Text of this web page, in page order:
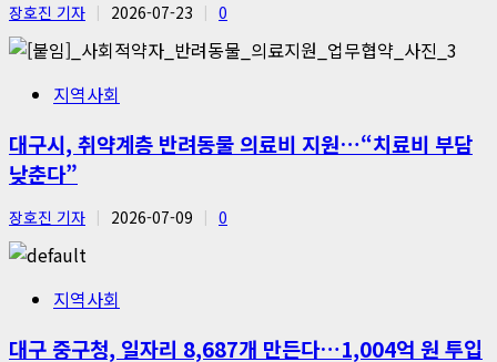
장호진 기자 2026-07-23 0
지역사회
대구시, 취약계층 반려동물 의료비 지원…“치료비 부담
낮춘다”
장호진 기자 2026-07-09 0
지역사회
대구 중구청, 일자리 8,687개 만든다…1,004억 원 투입